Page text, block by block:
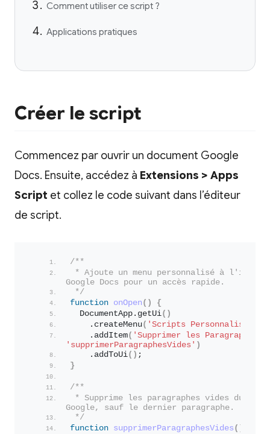
Comment utiliser ce script ?
Applications pratiques
Créer le script
Commencez par ouvrir un document Google
Docs. Ensuite, accédez à Extensions > Apps
Script et collez le code suivant dans l’éditeur
de script.
/**
* Ajoute un menu personnalisé à
Google Docs pour un accès rapide.
*/
function onOpen ( )
{
  DocumentApp.
getUi( )
    .
createMenu( 'Scripts Personnalisés'
    .
addItem( 'Supprimer les Paragraphes
'supprimerParagraphesVides' )
    .
addToUi( ) ;
}
/**
* Supprime les paragraphes vides du
Google, sauf le dernier paragraphe.
*/
function supprimerParagraphesVides (